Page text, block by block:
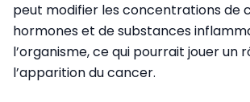
peut modifier les concentrations de
hormones et de substances
l’organisme, ce qui pourrait jouer un
l’apparition du cancer.